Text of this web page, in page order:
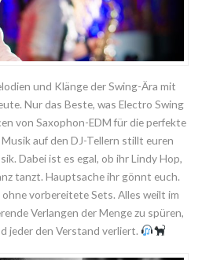
und Klänge der Swing-Ära mit
Nur das Beste, was Electro Swing
von Saxophon-EDM für die perfekte
auf den DJ-Tellern stillt euren
Dabei ist es egal, ob ihr Lindy Hop,
tanzt. Hauptsache ihr gönnt euch.
ohne vorbereitete Sets. Alles weilt im
Verlangen der Menge zu spüren,
jeder den Verstand verliert.